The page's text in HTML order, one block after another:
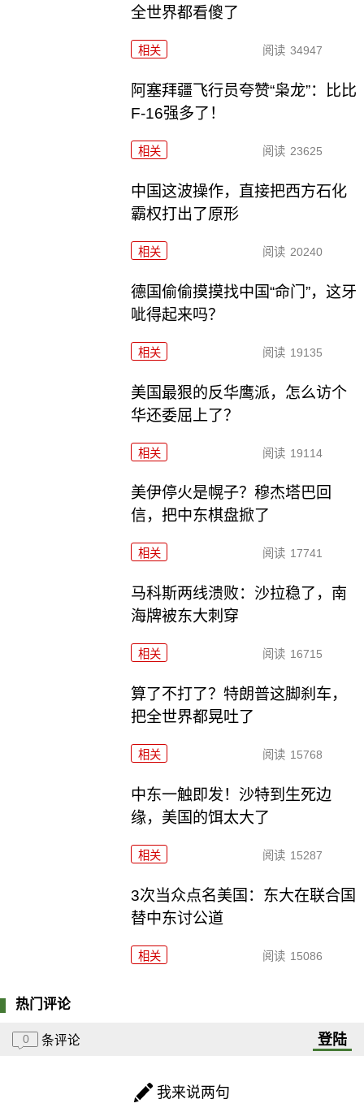
全世界都看傻了
相关 阅读 34947
阿塞拜疆飞行员夸赞“枭龙”：比比
F-16强多了！
相关 阅读 23625
中国这波操作，直接把西方石化
霸权打出了原形
相关 阅读 20240
德国偷偷摸摸找中国“命门”，这牙
呲得起来吗？
相关 阅读 19135
美国最狠的反华鹰派，怎么访个
华还委屈上了？
相关 阅读 19114
美伊停火是幌子？穆杰塔巴回
信，把中东棋盘掀了
相关 阅读 17741
马科斯两线溃败：沙拉稳了，南
海牌被东大刺穿
相关 阅读 16715
算了不打了？特朗普这脚刹车，
把全世界都晃吐了
相关 阅读 15768
中东一触即发！沙特到生死边
缘，美国的饵太大了
相关 阅读 15287
3次当众点名美国：东大在联合国
替中东讨公道
相关 阅读 15086
热门评论
0 条评论 登陆
我来说两句